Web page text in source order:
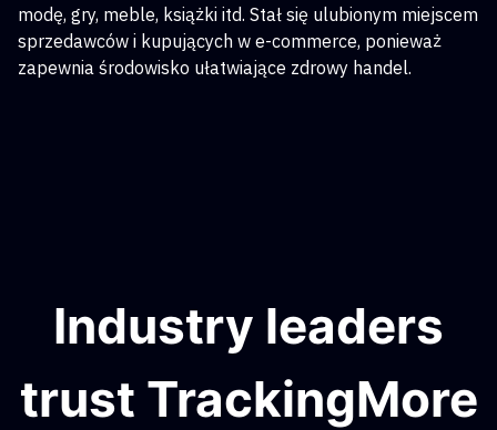
modę, gry, meble, książki itd. Stał się ulubionym miejscem
sprzedawców i kupujących w e-commerce, ponieważ
zapewnia środowisko ułatwiające zdrowy handel.
Industry leaders
trust TrackingMore